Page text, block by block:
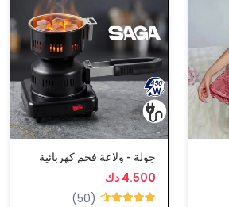
جولة - ولاعة فحم كهربائية
4.500 دك
(50)